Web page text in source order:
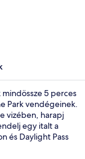
5 perces
Park vendégeinek.
vizében, harapj
egy italt a
és Daylight Pass